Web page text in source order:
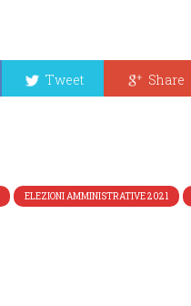
Tweet Share
ELEZIONI AMMINISTRATIVE 2021